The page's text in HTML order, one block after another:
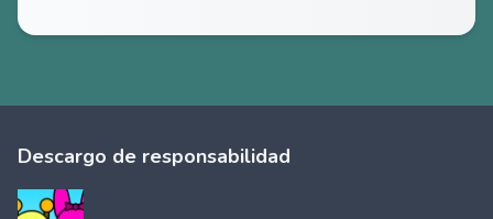
Descargo de responsabilidad